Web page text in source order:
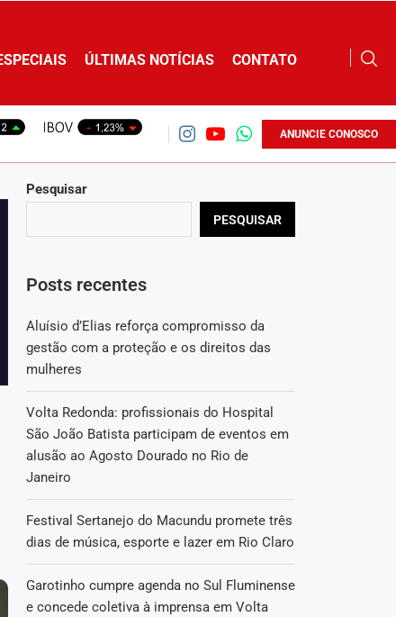
ÚLTIMAS NOTÍCIAS CONTATO
ANUNCIE CONOSCO
Pesquisar
PESQUISAR
Posts recentes
Aluísio d’Elias reforça compromisso da
gestão com a proteção e os direitos das
mulheres
Volta Redonda: profissionais do Hospital
São João Batista participam de eventos em
alusão ao Agosto Dourado no Rio de
Janeiro
Festival Sertanejo do Macundu promete três
dias de música, esporte e lazer em Rio Claro
Garotinho cumpre agenda no Sul Fluminense
e concede coletiva à imprensa em Volta